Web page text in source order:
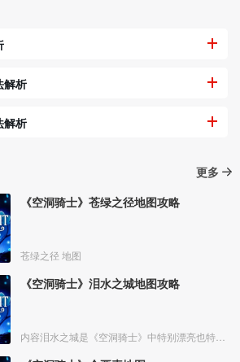
解析
解析
更多
《空洞骑士》苍绿之径地图攻略
苍绿之径 地图
《空洞骑士》泪水之城地图攻略